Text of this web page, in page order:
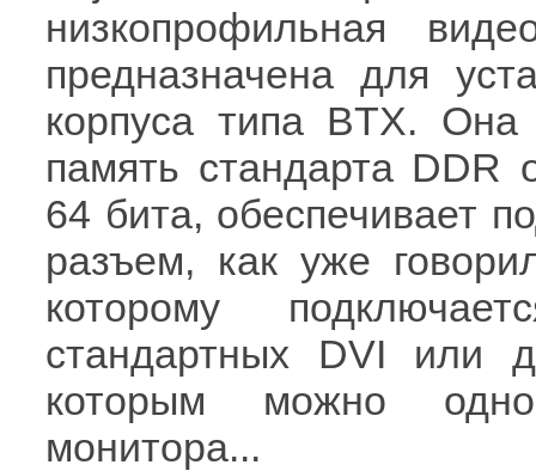
низкопрофильная
предназначена для
корпуса типа BTX.
память стандарта
64 бита, обеспечивает
разъем, как уже
которому
стандартных DVI или
которым можно
монитора...